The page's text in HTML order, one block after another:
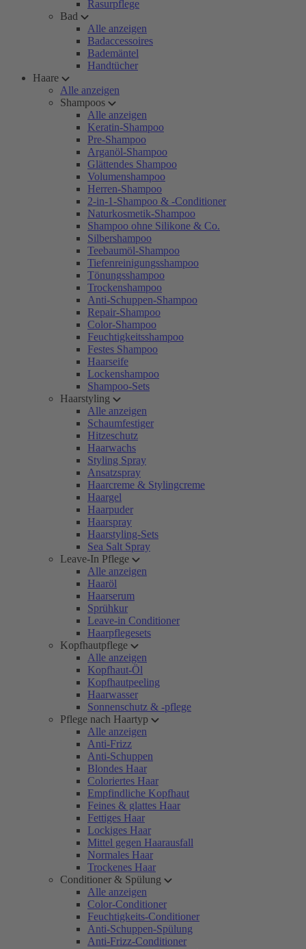
Rasurpflege
Bad
Alle anzeigen
Badaccessoires
Bademäntel
Handtücher
Haare
Alle anzeigen
Shampoos
Alle anzeigen
Keratin-Shampoo
Pre-Shampoo
Arganöl-Shampoo
Glättendes Shampoo
Volumenshampoo
Herren-Shampoo
2-in-1-Shampoo & -Conditioner
Naturkosmetik-Shampoo
Shampoo ohne Silikone & Co.
Silbershampoo
Teebaumöl-Shampoo
Tiefenreinigungsshampoo
Tönungsshampoo
Trockenshampoo
Anti-Schuppen-Shampoo
Repair-Shampoo
Color-Shampoo
Feuchtigkeitsshampoo
Festes Shampoo
Haarseife
Lockenshampoo
Shampoo-Sets
Haarstyling
Alle anzeigen
Schaumfestiger
Hitzeschutz
Haarwachs
Styling Spray
Ansatzspray
Haarcreme & Stylingcreme
Haargel
Haarpuder
Haarspray
Haarstyling-Sets
Sea Salt Spray
Leave-In Pflege
Alle anzeigen
Haaröl
Haarserum
Sprühkur
Leave-in Conditioner
Haarpflegesets
Kopfhautpflege
Alle anzeigen
Kopfhaut-Öl
Kopfhautpeeling
Haarwasser
Sonnenschutz & -pflege
Pflege nach Haartyp
Alle anzeigen
Anti-Frizz
Anti-Schuppen
Blondes Haar
Coloriertes Haar
Empfindliche Kopfhaut
Feines & glattes Haar
Fettiges Haar
Lockiges Haar
Mittel gegen Haarausfall
Normales Haar
Trockenes Haar
Conditioner & Spülung
Alle anzeigen
Color-Conditioner
Feuchtigkeits-Conditioner
Anti-Schuppen-Spülung
Anti-Frizz-Conditioner